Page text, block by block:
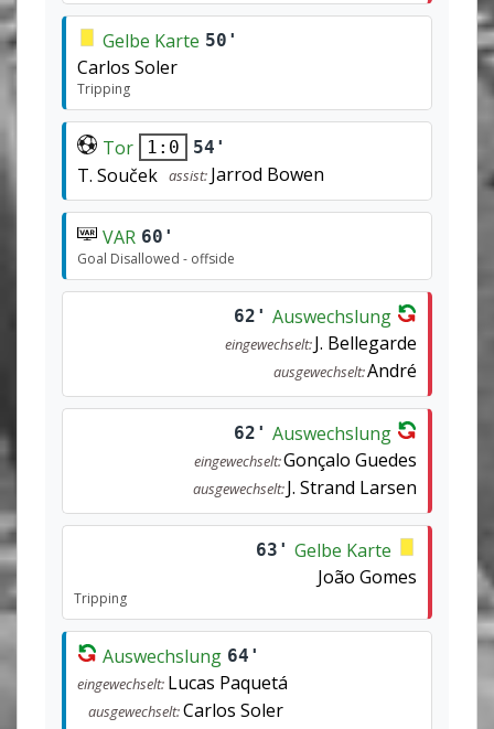
Gelbe Karte 50'
Carlos Soler
Tripping
Tor 1:0 54'
T. Souček assist: Jarrod Bowen
VAR 60'
Goal Disallowed - offside
62' Auswechslung
eingewechselt:J. Bellegarde
ausgewechselt:André
62' Auswechslung
eingewechselt:Gonçalo Guedes
ausgewechselt:J. Strand Larsen
63' Gelbe Karte
João Gomes
Tripping
Auswechslung 64'
eingewechselt: Lucas Paquetá
ausgewechselt:Carlos Soler